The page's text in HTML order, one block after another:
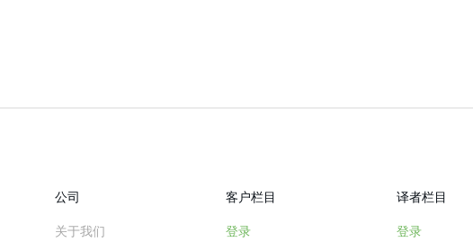
公司
关于我们
客户栏目
登录
译者栏目
登录